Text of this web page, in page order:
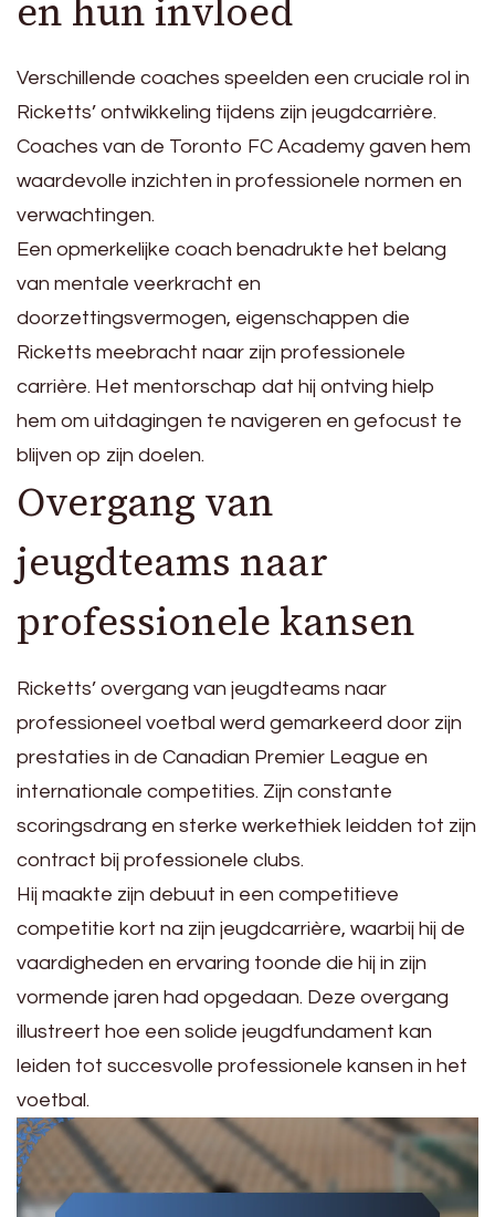
en hun invloed
Verschillende coaches speelden een cruciale rol in
Ricketts’ ontwikkeling tijdens zijn jeugdcarrière.
Coaches van de Toronto FC Academy gaven hem
waardevolle inzichten in professionele normen en
verwachtingen.
Een opmerkelijke coach benadrukte het belang
van mentale veerkracht en
doorzettingsvermogen, eigenschappen die
Ricketts meebracht naar zijn professionele
carrière. Het mentorschap dat hij ontving hielp
hem om uitdagingen te navigeren en gefocust te
blijven op zijn doelen.
Overgang van
jeugdteams naar
professionele kansen
Ricketts’ overgang van jeugdteams naar
professioneel voetbal werd gemarkeerd door zijn
prestaties in de Canadian Premier League en
internationale competities. Zijn constante
scoringsdrang en sterke werkethiek leidden tot zijn
contract bij professionele clubs.
Hij maakte zijn debuut in een competitieve
competitie kort na zijn jeugdcarrière, waarbij hij de
vaardigheden en ervaring toonde die hij in zijn
vormende jaren had opgedaan. Deze overgang
illustreert hoe een solide jeugdfundament kan
leiden tot succesvolle professionele kansen in het
voetbal.